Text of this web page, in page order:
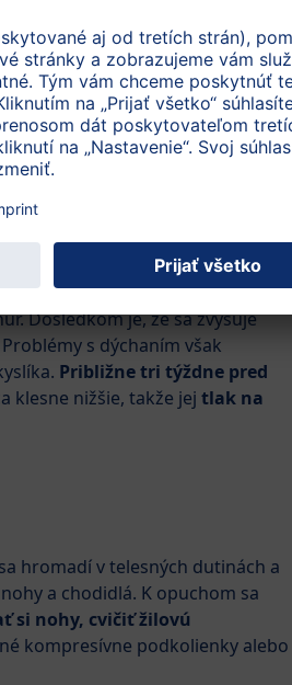
narodeného bábätka bude už
polohu bábätkav
k pôrodným cestám. Ak sa tak
v malom množstve prípadov sa
prípadne kolienkami.
kosti po vrchol maternice,
oblúkom. To vytvára
Dôsledkom je, že sa zvyšuje
s dýchaním však
Približne tri týždne pred
klesne nižšie, takže jej tlak na
hromadí v telesných dutinách a
a chodidlá. K opuchom sa
si nohy, cvičiť žilovú
kompresívne podkolienky alebo